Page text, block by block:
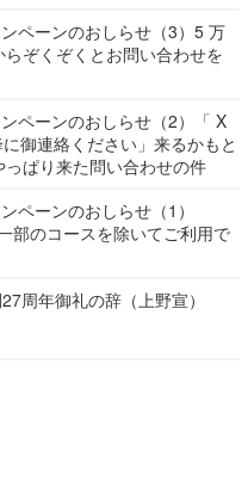
ペーンのおしらせ（3）5 万
ぞくぞくとお問い合わせを
ペーンのおしらせ（2）「 X
御連絡ください」来るかもと
ぱり来た問い合わせの件
ペーンのおしらせ（1）
部のコースを除いてご利用で
周年御礼の辞（上野宣）